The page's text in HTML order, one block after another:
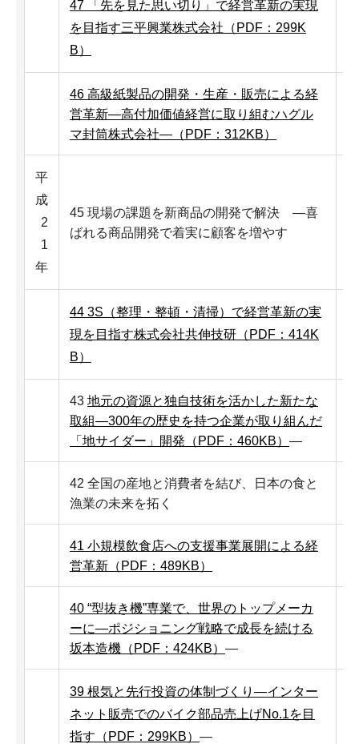
47 「先を見た思い切り」で経営革新の実現
を目指す三平興業株式会社（PDF：299K
B）
46 高級紙製品の開発・生産・販売による経
営革新―高付加価値経営に取り組むハグル
マ封筒株式会社―（PDF：312KB）
平
成
2
1
年
45 現場の課題を新商品の開発で解決 ―喜
ばれる商品開発で着実に顧客を増やす
44 3S（整理・整頓・清掃）で経営革新の実
現を目指す株式会社共伸技研（PDF：414K
B）
43 地元の資源と独自技術を活かした新たな
取組―300年の歴史を持つ企業が取り組んだ
「地サイダー」開発（PDF：460KB） ―
42 全国の産地と消費者を結び、日本の食と
漁業の未来を拓く
41 小規模飲食店への支援事業展開による経
営革新（PDF：489KB）
40 “型抜き機”専業で、世界のトップメーカ
ーに―ポジショニング戦略で成長を続ける
坂本造機（PDF：424KB） ―
39 根気と先行投資の体制づくり―インター
ネット販売でのバイク部品売上げNo.1を目
指す（PDF：299KB） ―